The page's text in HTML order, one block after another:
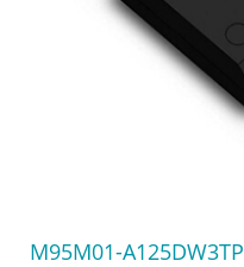
M95M01-A125DW3TP